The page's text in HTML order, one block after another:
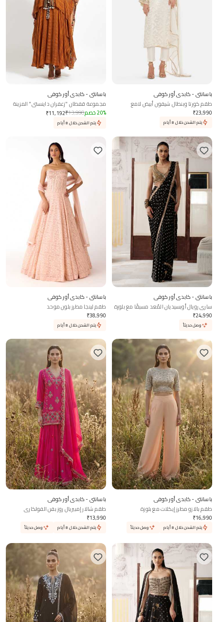
باسانتي - كابدي أور كوفي
طقم كورتا وبنطال شيفون أبيض لامع
₹23,990
يتم الشحن خلال 8 أيام
باسانتي - كابدي أور كوفي
مجموعة قفطان "زعفران داينستي" المزينة
₹11,192₹13,990 20% خصم
يتم الشحن خلال 8 أيام
باسانتي - كابدي أور كوفي
ساري رويال أوبسيديان المُعد مسبقًا مع بلوزة
مطرزة ₹24,990
وصل حديثاً
باسانتي - كابدي أور كوفي
طقم لينجا مطرز بلون موحد
₹38,990
يتم الشحن خلال 8 أيام
باسانتي - كابدي أور كوفي
طقم بالازو مطرز إيكلات مع بلوزة
₹16,990
يتم الشحن خلال 8 أيام وصل حديثاً
باسانتي - كابدي أور كوفي
طقم شالار إمبيريال روز بفن الفولكاري
₹13,990
يتم الشحن خلال 8 أيام وصل حديثاً